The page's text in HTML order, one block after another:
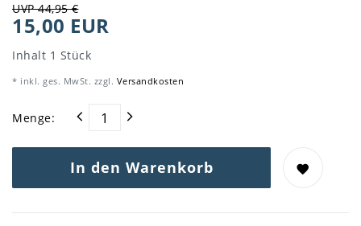
UVP 44,95 €
15,00 EUR
Inhalt 1 Stück
* inkl. ges. MwSt. zzgl. Versandkosten
Menge:
In den Warenkorb